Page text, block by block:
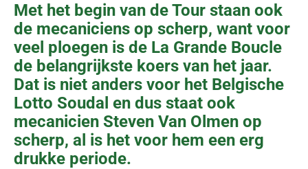
Met het begin van de Tour staan ook
de mecaniciens op scherp, want voor
veel ploegen is de La Grande Boucle
de belangrijkste koers van het jaar.
Dat is niet anders voor het Belgische
Lotto Soudal en dus staat ook
mecanicien Steven Van Olmen op
scherp, al is het voor hem een erg
drukke periode.